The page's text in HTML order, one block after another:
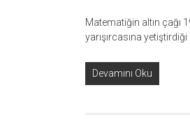
Matematiğin altın çağı
yarışırcasına
Devamını Oku